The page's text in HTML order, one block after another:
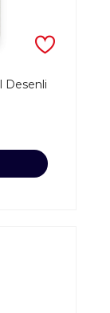
Desenli